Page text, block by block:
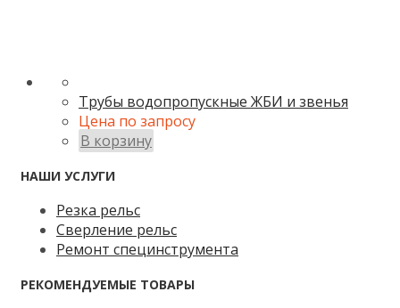
Трубы водопропускные ЖБИ и звенья
Цена по запросу
В корзину
НАШИ УСЛУГИ
Резка рельс
Сверление рельс
Ремонт специнструмента
РЕКОМЕНДУЕМЫЕ ТОВАРЫ